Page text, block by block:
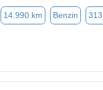
14.990 km Benzin